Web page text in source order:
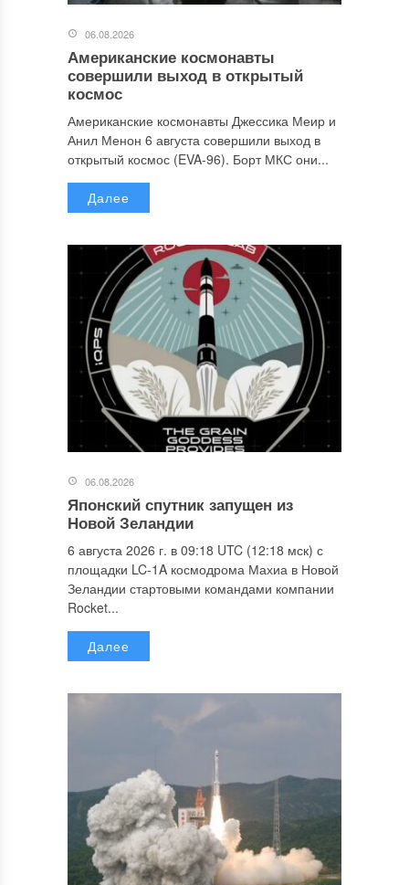
06.08.2026
Американские космонавты
совершили выход в открытый
космос
Американские космонавты Джессика Меир и
Анил Менон 6 августа совершили выход в
открытый космос (EVA-96). Борт МКС они...
Далее
06.08.2026
Японский спутник запущен из
Новой Зеландии
6 августа 2026 г. в 09:18 UTC (12:18 мск) с
площадки LC-1A космодрома Махиа в Новой
Зеландии стартовыми командами компании
Rocket...
Далее